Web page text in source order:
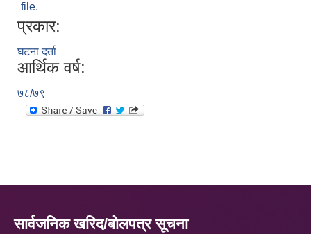
file.
प्रकार:
घटना दर्ता
आर्थिक वर्ष:
७८/७९
सार्वजनिक खरिद/बोलपत्र सूचना